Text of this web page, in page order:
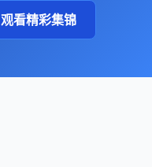
观看精彩集锦